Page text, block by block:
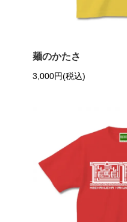
麺のかたさ
3,000円(税込)